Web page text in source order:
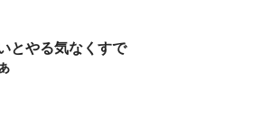
とやる気なくすで